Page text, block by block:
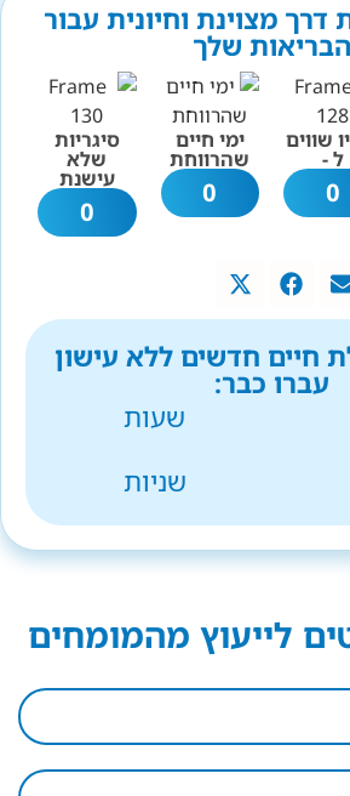
מצוינת וחיונית עבור
הבריאות שלך
שווים
ל -
0
ימי חיים
שהרווחת
0
סיגריות
שלא
עישנת
0
חיים חדשים ללא עישון
עברו כבר:
שעות
שניות
לייעוץ מהמומחים